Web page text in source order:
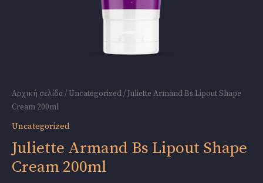
Αρχική σελίδα/ Uncategorized/ Juliette Armand Bs Lipout Shape
Cream 200ml
Uncategorized
Juliette Armand Bs Lipout Shape
Cream 200ml